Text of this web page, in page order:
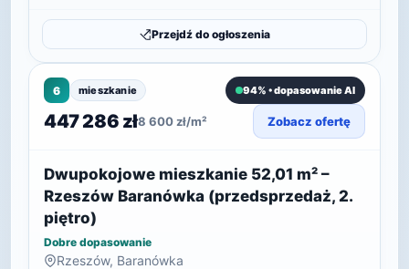
Przejdź do ogłoszenia
6 mieszkanie 94% • dopasowanie AI
447 286 zł8 600 zł/m² Zobacz ofertę
Dwupokojowe mieszkanie 52,01 m² –
Rzeszów Baranówka (przedsprzedaż, 2.
piętro)
Dobre dopasowanie
Rzeszów, Baranówka